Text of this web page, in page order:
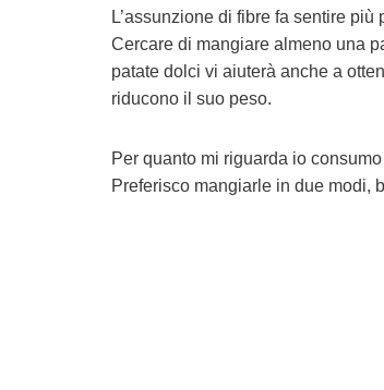
L’assunzione di fibre fa sentire
Cercare di mangiare almeno una
patate dolci vi aiuterà anche a
riducono il suo peso.
Per quanto mi riguarda io
Preferisco mangiarle in due modi,